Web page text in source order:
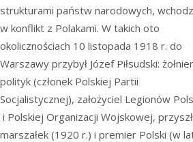
strukturami państw narodowych,
w konflikt z Polakami. W takich oto
okolicznościach 10 listopada 1918 r. do
Warszawy przybył Józef Piłsudski:
polityk (członek Polskiej Partii
Socjalistycznej), założyciel Legionów
i Polskiej Organizacji Wojskowej,
marszałek (1920 r.) i premier Polski (w